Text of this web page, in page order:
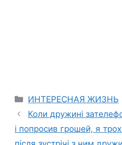
Categories
ИНТЕРЕСНАЯ ЖИЗНЬ
Коли дружині
і попросив грошей, я